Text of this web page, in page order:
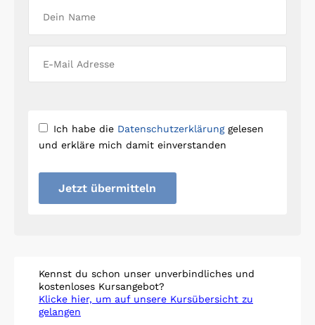
Ich habe die Datenschutzerklärunggelesen
und erkläre mich damit einverstanden
Jetzt übermitteln
Kennst du schon unser unverbindliches und
kostenloses Kursangebot?
Klicke hier, um auf unsere Kursübersicht zu
gelangen